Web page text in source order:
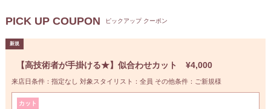
PICK UP COUPON ピックアップ クーポン
【高技術者が手掛ける★】似合わせカット ¥4,000
来店日条件：指定なし 対象スタイリスト：全員 その他条件：ご新規様
カット